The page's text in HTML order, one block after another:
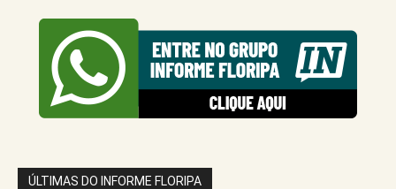
ÚLTIMAS DO INFORME FLORIPA